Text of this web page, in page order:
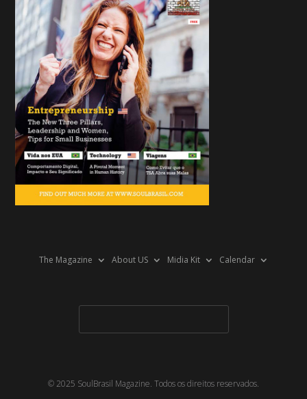
The Magazine About US Midia Kit Calendar
© 2025 SoulBrasil Magazine. Todos os direitos reservados.